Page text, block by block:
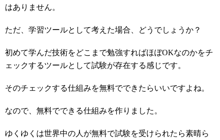
はありません。
ただ、学習ツールとして考えた場合、どうでしょうか？
初めて学んだ技術をどこまで勉強すればほぼOKなのかをチ
ェックするツールとして試験が存在する感じです。
そのチェックする仕組みを無料でできたらいいですよね。
なので、無料でできる仕組みを作りました。
ゆくゆくは世界中の人が無料で試験を受けられたら素晴ら